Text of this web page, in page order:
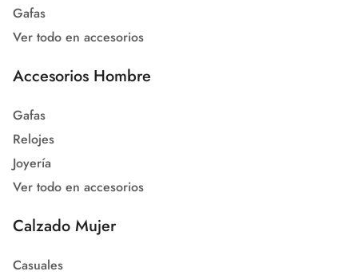
Gafas
Ver todo en accesorios
Accesorios Hombre
Gafas
Relojes
Joyería
Ver todo en accesorios
Calzado Mujer
Casuales